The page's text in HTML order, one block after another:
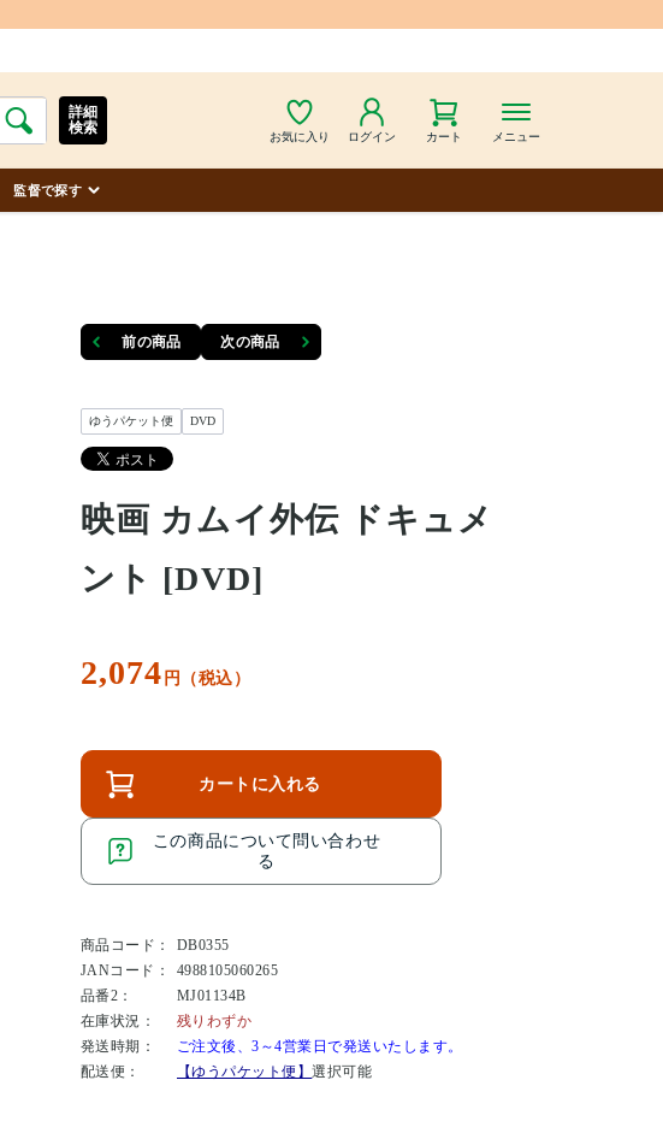
お気に入り ログイン カート メニュー
詳細
検索
監督で探す
前の商品 次の商品
ゆうパケット便 DVD
映画 カムイ外伝 ドキュメ
ント [DVD]
2,074 円（税込）
カートに入れる
この商品について問い合わせ
る
商品コード：
DB0355
JANコード：
4988105060265
品番2：
MJ01134B
在庫状況：
残りわずか
発送時期：
ご注文後、3～4営業日で発送いたします。
配送便：
【ゆうパケット便】選択可能